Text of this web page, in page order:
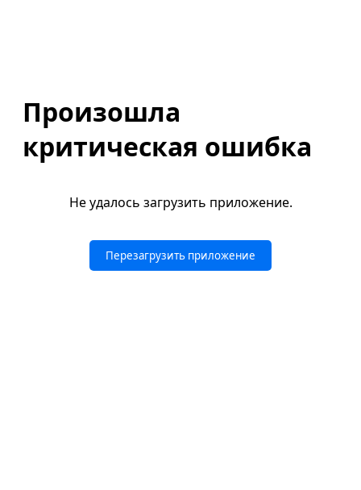
Произошла
критическая ошибка
Не удалось загрузить приложение.
Перезагрузить приложение